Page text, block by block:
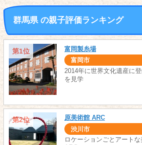
群馬県 の親子評価ランキング
第1位 富岡製糸場
富岡市
2014年に世界文化遺産に
を見学
第2位 原美術館 ARC
渋川市
ロケーションごとアート